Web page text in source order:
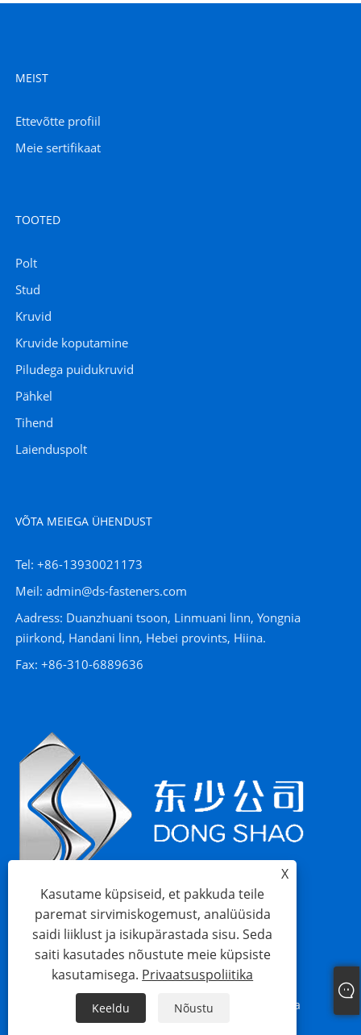
MEIST
Ettevõtte profiil
Meie sertifikaat
TOOTED
Polt
Stud
Kruvid
Kruvide koputamine
Piludega puidukruvid
Pähkel
Tihend
Laienduspolt
VÕTA MEIEGA ÜHENDUST
Tel: +86-13930021173
Meil: admin@ds-fasteners.com
Aadress: Duanzhuani tsoon, Linmuani linn, Yongnia
piirkond, Handani linn, Hebei provints, Hiina.
Fax: +86-310-6889636
Sitemap RSS XML Privaatsuspoliitika
X
Kasutame küpsiseid, et pakkuda teile
paremat sirvimiskogemust, analüüsida
saidi liiklust ja isikupärastada sisu. Seda
saiti kasutades nõustute meie küpsiste
kasutamisega. Privaatsuspoliitika
Keeldu Nõustu